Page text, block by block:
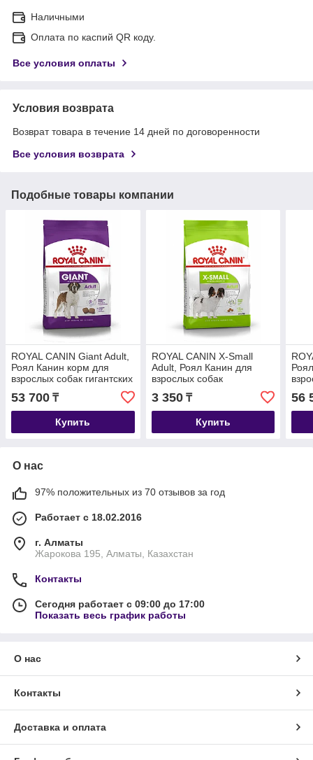
Наличными
Оплата по каспий QR коду.
Все условия оплаты
Условия возврата
Возврат товара в течение 14 дней по договоренности
Все условия возврата
Подобные товары компании
ROYAL CANIN Giant Adult,
Роял Канин корм для
взрослых собак гигантских
пород, уп. 15 кг
53 700 ₸
Купить
ROYAL CANIN X-Small
Adult, Роял Канин для
взрослых собак
миниатюрных пород, уп.
0,5 кг
3 350₸
Купить
56
О нас
97% положительных из 70 отзывов за год
Работает с 18.02.2016
г. Алматы
Жарокова 195, Алматы, Казахстан
Контакты
Сегодня работает с 09:00 до 17:00
Показать весь график работы
О нас
Контакты
Доставка и оплата